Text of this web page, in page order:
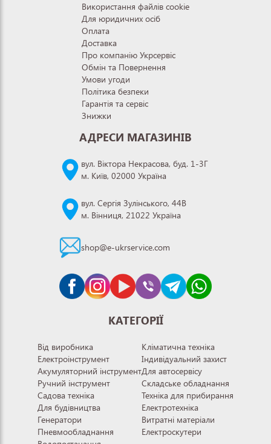
Використання файлів cookie
Для юридичних осіб
Оплата
Доставка
Про компанію Укрсервіс
Обмін та Повернення
Умови угоди
Політика безпеки
Гарантія та сервіс
Знижки
АДРЕСИ МАГАЗИНІВ
вул. Віктора Некрасова, буд. 1-3Г
м. Київ, 02000 Україна
вул. Сергія Зулінського, 44В
м. Вінниця, 21022 Україна
shop@e-ukrservice.com
КАТЕГОРІЇ
Від виробника
Електроінструмент
Акумуляторний інструмент
Ручний інструмент
Садова техніка
Для будівництва
Генератори
Пневмообладнання
Кліматична техніка
Індивідуальний захист
Для автосервісу
Складське обладнання
Техніка для прибирання
Електротехніка
Витратні матеріали
Електроскутери